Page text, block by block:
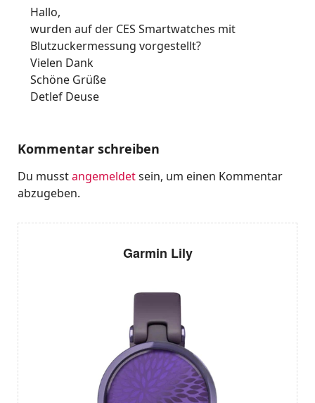
Hallo,
wurden auf der CES Smartwatches mit
Blutzuckermessung vorgestellt?
Vielen Dank
Schöne Grüße
Detlef Deuse
Kommentar schreiben
Du musstangemeldetsein, um einen Kommentar
abzugeben.
Garmin Lily